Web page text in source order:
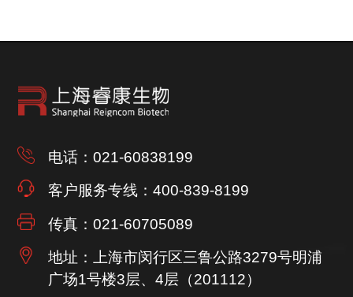
电话：021-60838199
客户服务专线：400-839-8199
传真：021-60705089
地址：上海市闵行区三鲁公路3279号明浦
广场1号楼3层、4层（201112）